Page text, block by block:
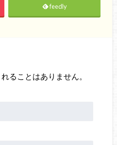
feedly
ることはありません。